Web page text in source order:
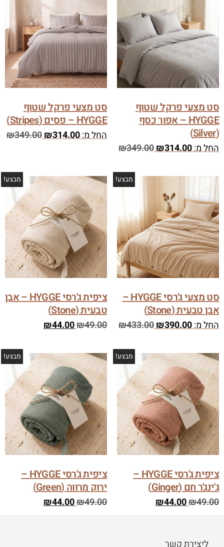
סט מצעי פרקל שטוף
HYGGE – אפור כסף
(Silver)
החל מ: ₪314.00
₪349.00
סט מצעי פרקל שטוף
HYGGE – פסים (Stripes)
החל מ: ₪314.00
₪349.00
מבצע!
סט מצעי ג'רסי HYGGE –
אבן טבעית (Stone)
החל מ: ₪390.00
₪433.00
מבצע!
ציפית ג'רסי HYGGE – אבן
טבעית (Stone)
₪49.00
₪44.00
מבצע!
ציפית ג'רסי HYGGE –
ג'ינג'ר חם (Ginger)
₪49.00
₪44.00
מבצע!
ציפית ג'רסי HYGGE –
ירוק מרווה (Green)
₪49.00
₪44.00
ליצירת קשר